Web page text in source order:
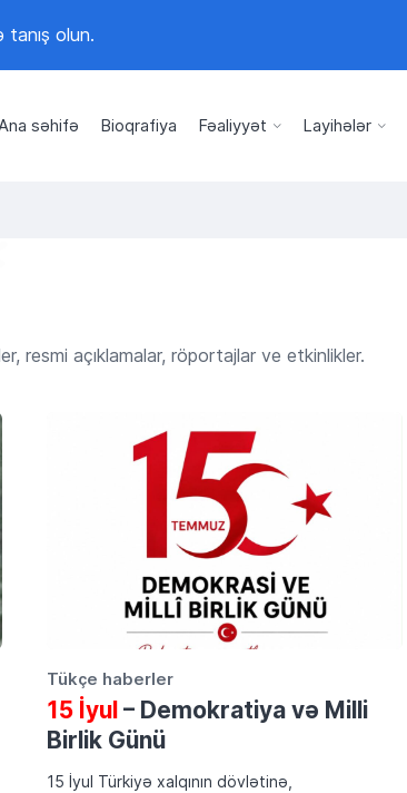
tanış olun.
səhifə Bioqrafiya Fəaliyyət Layihələr
resmi açıklamalar, röportajlar ve etkinlikler.
Tükçe haberler
15 İyul– Demokratiya və Milli
Birlik Günü
15 İyul Türkiyə xalqının dövlətinə,